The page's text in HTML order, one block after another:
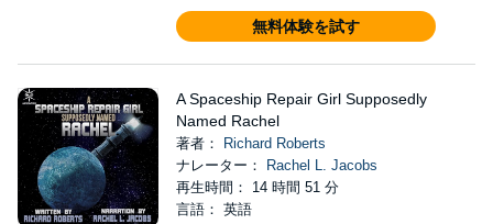
無料体験を試す
A Spaceship Repair Girl Supposedly
Named Rachel
著者：
Richard Roberts
ナレーター：
Rachel L. Jacobs
再生時間： 14 時間 51 分
言語： 英語